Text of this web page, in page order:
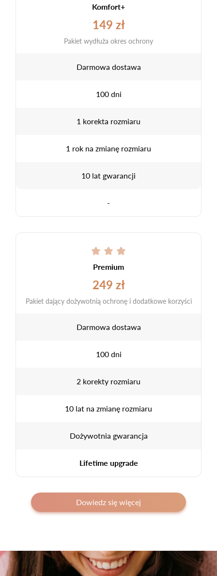
Komfort+
149 zł
Pakiet wydłuża okres ochrony
Darmowa dostawa
100 dni
1 korekta rozmiaru
1 rok na zmianę rozmiaru
10 lat gwarancji
-
Premium
249 zł
Pakiet dający dożywotnią ochronę i dodatkowe korzyści
Darmowa dostawa
100 dni
2 korekty rozmiaru
10 lat na zmianę rozmiaru
Dożywotnia gwarancja
Lifetime upgrade
Dowiedz się więcej